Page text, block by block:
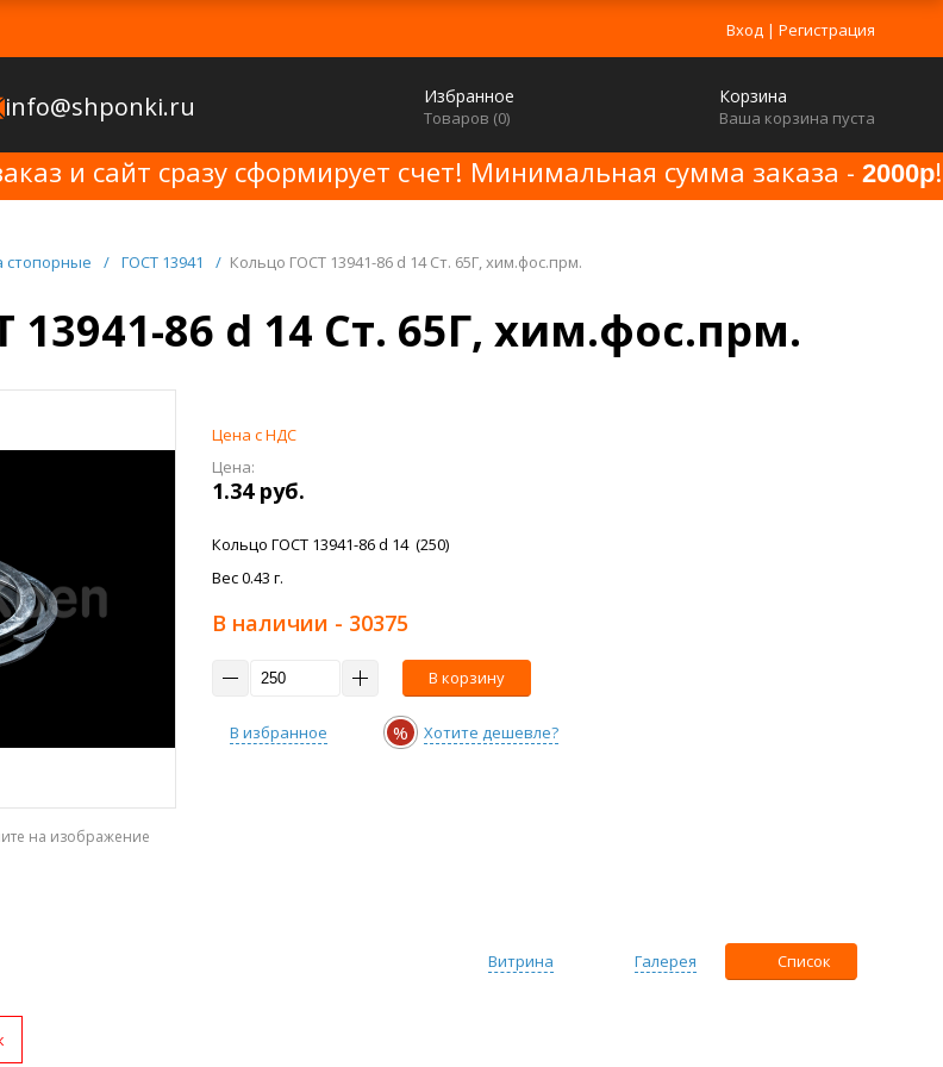
Вход | Регистрация
info@shponki.ru Избранное
Товаров (0)
Корзина
Ваша корзина пуста
и сайт сразу сформирует счет! Минимальная сумма заказа - 2000р!
стопорные / ГОСТ 13941 / Кольцо ГОСТ 13941-86 d 14 Ст. 65Г, хим.фос.прм.
13941-86 d 14 Ст. 65Г, хим.фос.прм.
на изображение
Цена с НДС
Цена:
1.34 руб.
Кольцо ГОСТ 13941-86 d 14 (250)
Вес 0.43 г.
В наличии - 30375
В корзину
В избранное % Хотите дешевле?
Список
Галерея
Витрина